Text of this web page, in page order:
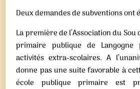
Deux demandes de subventions ont
La première de l’Association du Sou
primaire publique de
activités extra-scolaires. A
donne pas une suite favorable à
école publique primaire est